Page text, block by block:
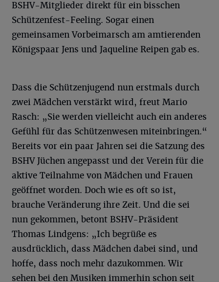
BSHV-Mitglieder direkt für ein bisschen
Schützenfest-Feeling. Sogar einen
gemeinsamen Vorbeimarsch am amtierenden
Königspaar Jens und Jaqueline Reipen gab es.
Dass die Schützenjugend nun erstmals durch
zwei Mädchen verstärkt wird, freut Mario
Rasch: „Sie werden vielleicht auch ein anderes
Gefühl für das Schützenwesen miteinbringen.“
Bereits vor ein paar Jahren sei die Satzung des
BSHV Jüchen angepasst und der Verein für die
aktive Teilnahme von Mädchen und Frauen
geöffnet worden. Doch wie es oft so ist,
brauche Veränderung ihre Zeit. Und die sei
nun gekommen, betont BSHV-Präsident
Thomas Lindgens: „Ich begrüße es
ausdrücklich, dass Mädchen dabei sind, und
hoffe, dass noch mehr dazukommen. Wir
sehen bei den Musiken immerhin schon seit